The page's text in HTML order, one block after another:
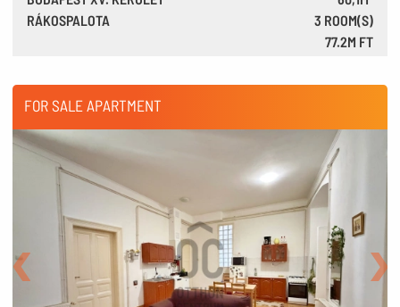
RÁKOSPALOTA
3 ROOM(S)
77.2M FT
FOR SALE APARTMENT
Back